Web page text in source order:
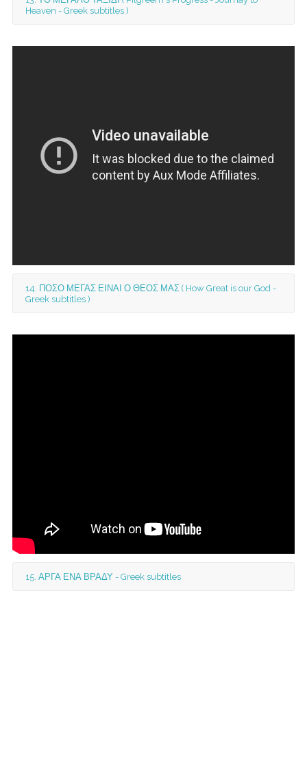
Heaven - Greek subtitles )
14. ΠΟΣΟ ΜΕΓΑΣ ΕΙΝΑΙ Ο ΘΕΟΣ ΜΑΣ ( How Great is our God -
Greek subtitles )
15. ΑΡΓΑ ΕΝΑ ΒΡΑΔΥ - Greek subtitles